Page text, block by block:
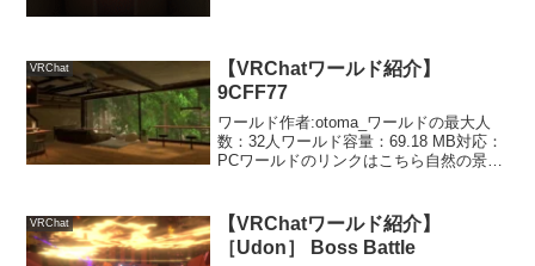
的にキラ...
VRChat
【VRChatワールド紹介】
9CFF77
ワールド作者:otoma_ワールドの最大人
数：32人ワールド容量：69.18 MB対応：
PCワールドのリンクはこちら自然の景色
が一緒になったワールドです。シンプル
だけど...
VRChat
【VRChatワールド紹介】
［Udon］ Boss Battle